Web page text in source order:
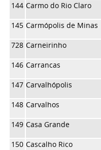
144 Carmo do Rio Claro
145 Carmópolis de Minas
728 Carneirinho
146 Carrancas
147 Carvalhópolis
148 Carvalhos
149 Casa Grande
150 Cascalho Rico